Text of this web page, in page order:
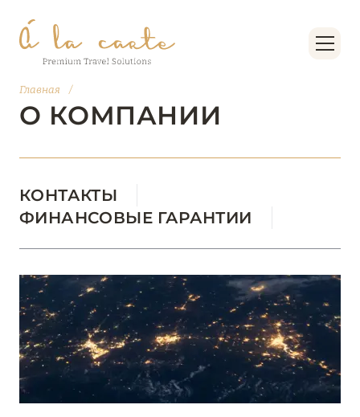
Главная /
О КОМПАНИИ
КОНТАКТЫ
ФИНАНСОВЫЕ ГАРАНТИИ